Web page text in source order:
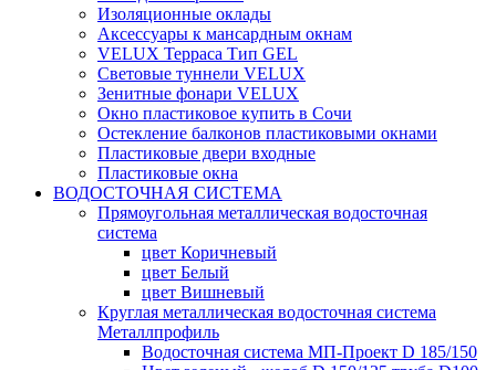
Изоляционные оклады
Аксессуары к мансардным окнам
VELUX Терраса Тип GEL
Световые туннели VELUX
Зенитные фонари VELUX
Окно пластиковое купить в Сочи
Остекление балконов пластиковыми окнами
Пластиковые двери входные
Пластиковые окна
ВОДОСТОЧНАЯ СИСТЕМА
Прямоугольная металлическая водосточная
система
цвет Коричневый
цвет Белый
цвет Вишневый
Круглая металлическая водосточная система
Металлпрофиль
Водосточная система МП-Проект D 185/150